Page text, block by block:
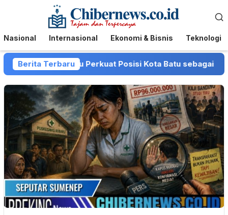
Menu
Mobile
Nasional Internasional Ekonomi & Bisnis Teknologi
Berita Terbaru
Pemkot Batu Perkuat Posisi Kota Batu sebagai